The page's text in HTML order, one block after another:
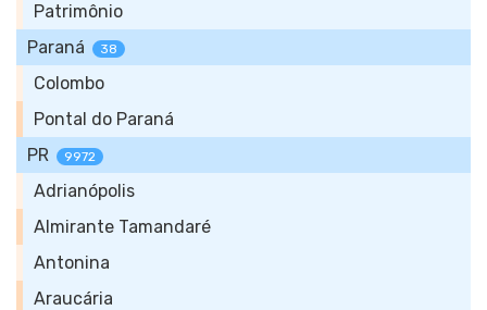
Patrimônio
Paraná
38
Colombo
Pontal do Paraná
PR
9972
Adrianópolis
Almirante Tamandaré
Antonina
Araucária